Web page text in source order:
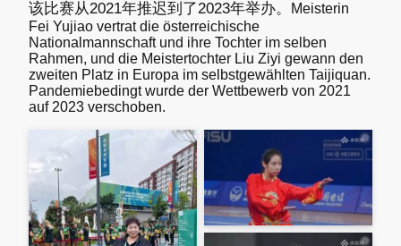
该比赛从2021年推迟到了2023年举办。
Meisterin
Fei Yujiao vertrat die österreichische
Nationalmannschaft und ihre Tochter im selben
Rahmen, und die Meistertochter Liu Ziyi gewann den
zweiten Platz in Europa im selbstgewählten Taijiquan.
Pandemiebedingt wurde der Wettbewerb von 2021
auf 2023 verschoben.